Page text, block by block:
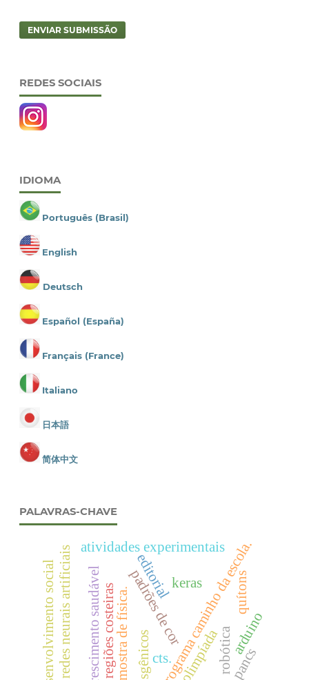
ENVIAR SUBMISSÃO
REDES SOCIAIS
IDIOMA
Português (Brasil)
English
Deutsch
Español (España)
Français (France)
Italiano
日本語
简体中文
PALAVRAS-CHAVE
editorial
padrões de cor
atividades experimentais
mostra de física. programa caminho da escola.
quítons
regiões costeiras olimpíadarobótica
redes neurais artificiais keras
crescimento saudável cts.
desenvolvimento social arduino
pancs